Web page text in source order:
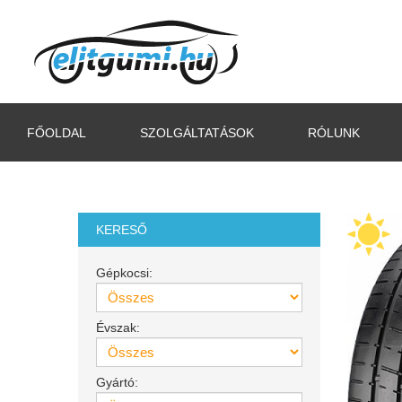
FŐOLDAL SZOLGÁLTATÁSOK RÓLUNK
KERESŐ
Gépkocsi:
Évszak:
Gyártó: